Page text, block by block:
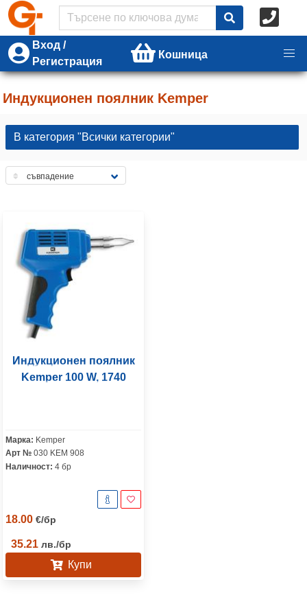
Вход /
Регистрация
Кошница
Индукционен поялник Kemper
В категория "Всички категории"
Индукционен поялник
Kemper 100 W, 1740
Марка: Kemper
Арт № 030 KEM 908
Наличност: 4 бр
18.00 €/бр
35.21 лв./бр
Купи